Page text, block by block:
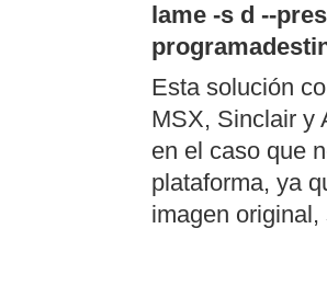
lame -s d --
Esta solución
MSX, Sinclair y
en el caso que
plataforma, ya
imagen